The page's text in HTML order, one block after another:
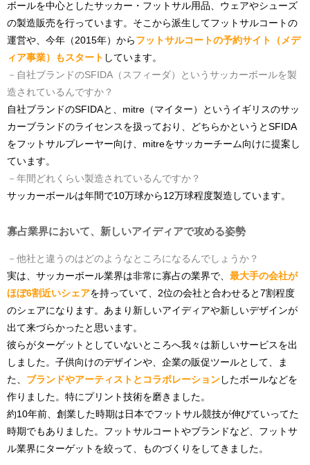
ボールを中心としたサッカー・フットサル用品、ウェアやシューズ
の製造販売を行っています。そこから派生してフットサルコートの
運営や、今年（2015年）から フットサルコートの予約サイト（メデ
ィア事業）もスタート しています。
－自社ブランドのSFIDA（スフィーダ）というサッカーボールを製
造されているんですか？
自社ブランドのSFIDAと、mitre（マイター）というイギリスのサッ
カーブランドのライセンスを扱っており、どちらかというとSFIDA
をフットサルプレーヤー向け、mitreをサッカーチーム向けに提案し
ています。
－年間どれくらい製造されているんですか？
サッカーボールは年間で10万球から12万球程度製造しています。
寡占業界において、新しいアイディアで攻める姿勢
－他社と違うのはどのようなところになるんでしょうか？
実は、サッカーボール業界は非常に寡占の業界で、 最大手の会社が
ほぼ6割近いシェアを持っていて、2位の会社と合わせると7割程度
のシェアになります。あまり新しいアイディアや新しいデザインが
出て来づらかったと思います。
彼らがターゲットとしていないところへ我々は新しいサービスを出
しました。子供向けのデザインや、企業の販促ツールとして、ま
た、 ブランドやアーティストとコラボレーション したボールなどを
作りました。特にプリント技術を磨きました。
約10年前、創業した時期は日本でフットサル競技が伸びていってた
時期でもありました。フットサルコートやブランドなど、フットサ
ル業界にターゲットを絞って、ものづくりをしてきました。